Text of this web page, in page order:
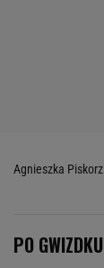
Agnieszka Piskorz